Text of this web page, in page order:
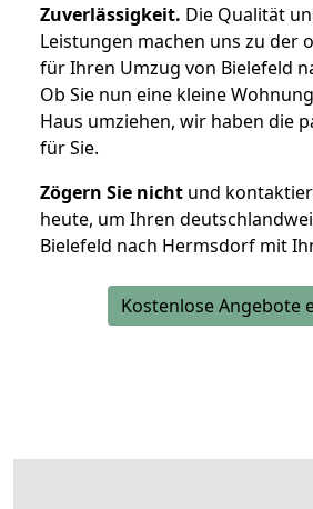
Zuverlässigkeit. Die Qualität
Leistungen machen uns zu der
für Ihren Umzug von Bielefeld
Ob Sie nun eine kleine
Haus umziehen, wir haben die
für Sie.
Zögern Sie nicht und
heute, um Ihren
Bielefeld nach Hermsdorf mit
Kostenlose Angebote